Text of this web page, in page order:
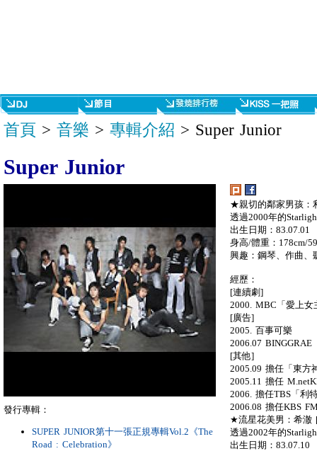
首頁 > 音樂 > 專輯介紹 > Super Junior
Super Junior
★親切的鄰家男孩：
透過2000年的
出生日期：83.07.01
身高/體重：178cm/
興趣：鋼琴、作曲、
經歷：
[連續劇]
2000. MBC「愛上女
[廣告]
2005. 百事可樂
2006.07 BINGGRAE
[其他]
2005.09 擔任「東方
2005.11 擔任
2006. 擔任TBS「利
2006.08 擔任KBS
★流星花美男：希澈
透過2002年的
出生日期：83.07.10
發行專輯：
SUPER JUNIOR第十一張正規專輯Vol.2《The
Road : Celebration》